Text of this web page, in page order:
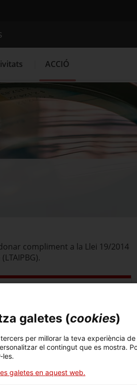
Cercador
Convocatòries d'ajuts obertes
ACCIÓ
compliment a la Llei 19/2014
sobre l’economia i finances
amb total transparència
galetes (cookies)
per millorar la teva experiència
el contingut que es mostra.
les.
galetes en aquest web.